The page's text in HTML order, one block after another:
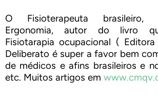
O Fisioterapeuta brasileiro,
Ergonomia, autor do livro
Fisiotarapia ocupacional (
Deliberato é super a favor bem
de médicos e afins brasileiros e
etc. Muitos artigos em